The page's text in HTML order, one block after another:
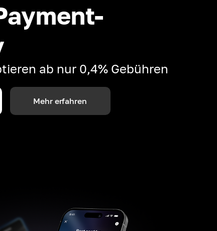
ab nur 0,4% Gebühren
Mehr erfahren